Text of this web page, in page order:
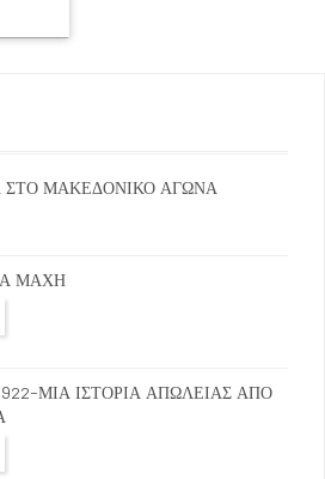
ΣΤΟ ΜΑΚΕΔΟΝΙΚΟ ΑΓΩΝΑ
ΜΑΧΗ
ΜΙΑ ΙΣΤΟΡΙΑ ΑΠΩΛΕΙΑΣ ΑΠΟ